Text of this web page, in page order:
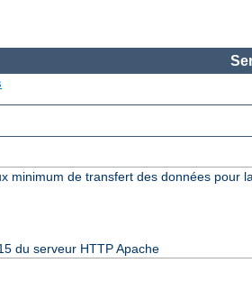
minimum de transfert des données pour
du serveur HTTP Apache